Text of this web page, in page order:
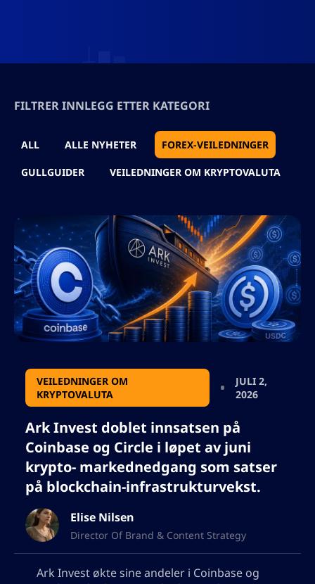
FILTRER INNLEGG ETTER KATEGORI
ALL ALLE NYHETER FOREX-VEILEDNINGER
GULLGUIDER VEILEDNINGER OM KRYPTOVALUTA
VEILEDNINGER OM
KRYPTOVALUTA
JULI 2,
2026
Ark Invest doblet innsatsen på
Coinbase og Circle i løpet av juni
krypto- markednedgang som satser
på blockchain-infrastrukturvekst.
Elise Nilsen
Director Of Brand & Content Strategy
Ark Invest økte sine andeler i Coinbase og